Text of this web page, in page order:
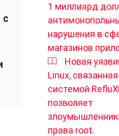
с
1 миллиард
нарушения в
магазинов
Новая
Linux,
системой
позволяет
права root.